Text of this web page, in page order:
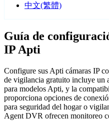
中文(繁體)
Guía de
IP Apti
Configure sus Apti cámaras IP
de vigilancia gratuito incluye un
para modelos Apti, y la
proporciona opciones de
para seguridad del hogar o
Agent DVR ofrecen monitoreo